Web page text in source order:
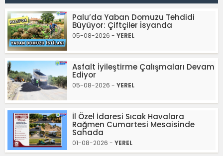
Palu’da Yaban Domuzu Tehdidi
Büyüyor: Çiftçiler İsyanda
05-08-2026 - YEREL
Asfalt İyileştirme Çalışmaları Devam
Ediyor
05-08-2026 - YEREL
İl Özel İdaresi Sıcak Havalara
Rağmen Cumartesi Mesaisinde
Sahada
01-08-2026 - YEREL